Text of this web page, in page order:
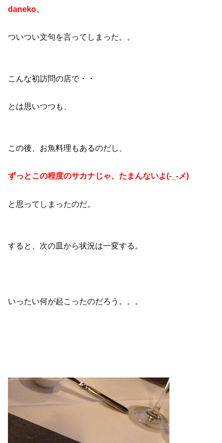
daneko、
ついつい文句を言ってしまった。。
こんな初訪問の店で・・
とは思いつつも、
この後、お魚料理もあるのだし、
ずっとこの程度のサカナじゃ、たまんないよ(-_-メ)
と思ってしまったのだ。
すると、次の皿から状況は一変する。
いったい何が起こったのだろう。。。